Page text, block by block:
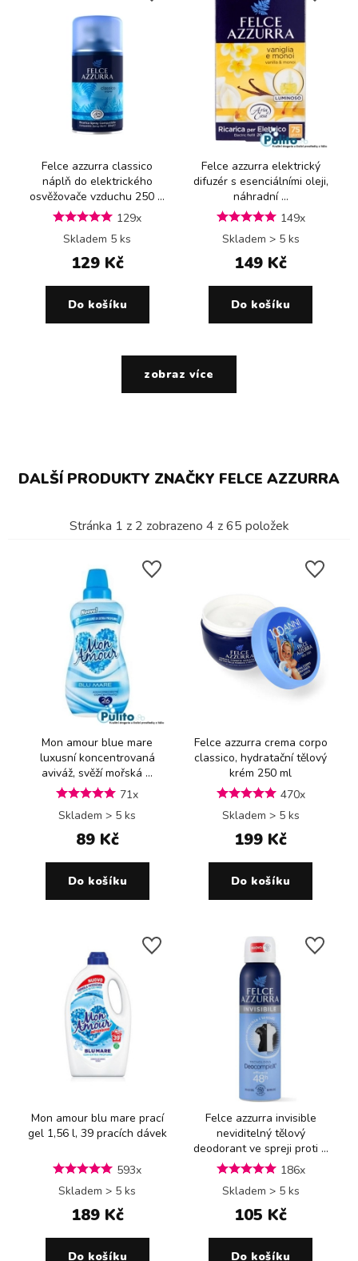
Felce azzurra classico
náplň do elektrického
osvěžovače vzduchu 250 ...
129x
Skladem 5 ks
129 Kč
Do košíku
Felce azzurra elektrický
difuzér s esenciálními oleji,
náhradní ...
149x
Skladem > 5 ks
149 Kč
Do košíku
zobraz více
DALŠÍ PRODUKTY ZNAČKY FELCE AZZURRA
Stránka 1 z 2 zobrazeno 4 z65 položek
Mon amour blue mare
luxusní koncentrovaná
aviváž, svěží mořská ...
71x
Skladem > 5 ks
89 Kč
Do košíku
Felce azzurra crema corpo
classico, hydratační tělový
krém 250 ml
470x
Skladem > 5 ks
199 Kč
Do košíku
Mon amour blu mare prací
gel 1,56 l, 39 pracích dávek
593x
Skladem > 5 ks
189 Kč
Do košíku
Felce azzurra invisible
neviditelný tělový
deodorant ve spreji proti ...
186x
Skladem > 5 ks
105 Kč
Do košíku